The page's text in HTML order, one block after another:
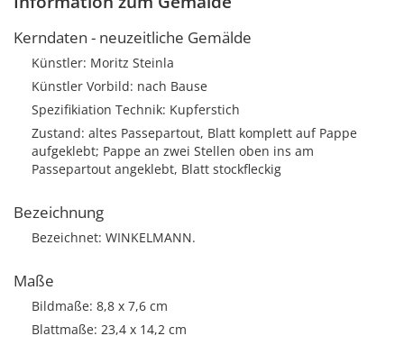
Kerndaten - neuzeitliche Gemälde
Künstler: Moritz Steinla
Künstler Vorbild: nach Bause
Spezifikiation Technik: Kupferstich
Zustand: altes Passepartout, Blatt komplett auf Pappe
aufgeklebt; Pappe an zwei Stellen oben ins am
Passepartout angeklebt, Blatt stockfleckig
Bezeichnung
Bezeichnet: WINKELMANN.
Maße
Bildmaße: 8,8 x 7,6 cm
Blattmaße: 23,4 x 14,2 cm